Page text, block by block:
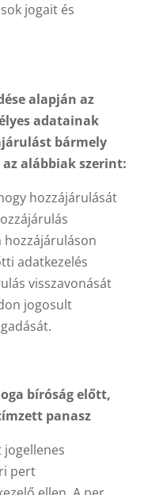
jogait és
alapján az
adatainak
bármely
alábbiak szerint:
hozzájárulását
hozzájáruláson
adatkezelés
visszavonását
jogosult
bíróság előtt,
panasz
pert